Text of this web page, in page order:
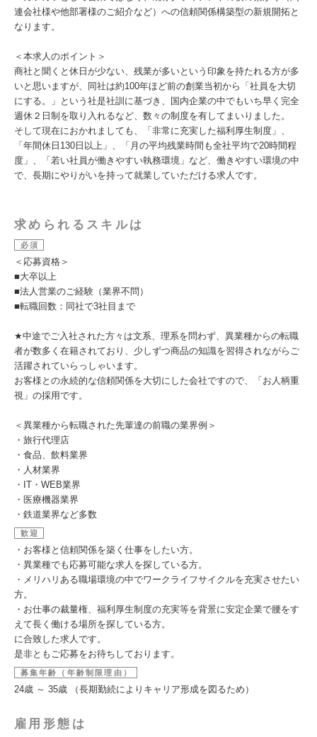
連会社様や他部署様のご紹介など）への信頼関係構築型の新規開拓と
なります。
＜本求人のポイント＞
商社と聞くと休日が少ない、残業が多いという印象を持たれる方が多
いと思いますが、同社は約100年ほど前の創業当初から「社員を大切
にする。」という社是社訓に基づき、国内企業の中でもいち早く完全
週休２日制を取り入れるなど、数々の制度を有してまいりました。
そして現在におかれましても、「非常に充実した福利厚生制度」、
「年間休日130日以上」、「月の平均残業時間も全社平均で20時間程
度」、「若い社員が働きやすい執務環境」など、働きやすい環境の中
で、長期にやりがいを持って就業していただける求人です。
求められるスキルは
必須
＜応募資格＞
■大卒以上
■法人営業のご経験（業界不問）
■転職回数：同社で3社目まで
★中途でご入社された方々は文系、理系を問わず、異業種からの転職
者が数多く在籍されており、少しずつ商品の知識を習得されながらご
活躍されていらっしゃいます。
お客様との永続的な信頼関係を大切にした会社ですので、「お人柄重
視」の採用です。
＜異業種から転職された先輩達の前職の業界例＞
・旅行代理店
・食品、飲料業界
・人材業界
・IT・WEB業界
・医療機器業界
・鉄道業界など多数
歓迎
・お客様と信頼関係を築く仕事をしたい方。
・異業種でも応募可能な求人を探している方。
・メリハリある職場環境の中でワークライフサイクルを充実させたい
方。
・お仕事の裁量権、福利厚生制度の充実等を背景に安定企業で腰をす
えて長く働ける場所を探している方。
に合致した求人です。
是非ともご応募をお待ちしております。
募集年齢（年齢制限理由）
24歳 ～ 35歳 （長期勤続によりキャリア形成を図るため）
雇用形態は